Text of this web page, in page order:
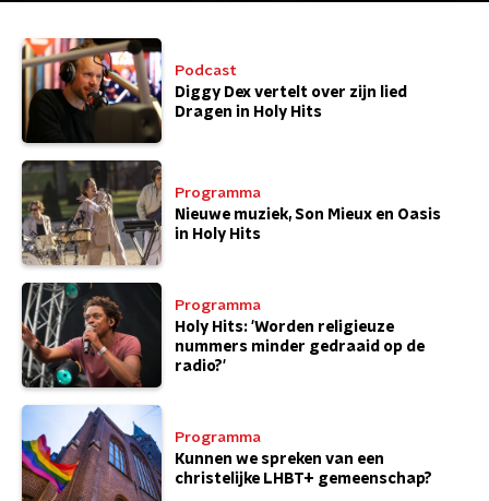
Podcast
Diggy Dex vertelt over zijn lied
Dragen in Holy Hits
Programma
Nieuwe muziek, Son Mieux en Oasis
in Holy Hits
Programma
Holy Hits: 'Worden religieuze
nummers minder gedraaid op de
radio?'
Programma
Kunnen we spreken van een
christelijke LHBT+ gemeenschap?